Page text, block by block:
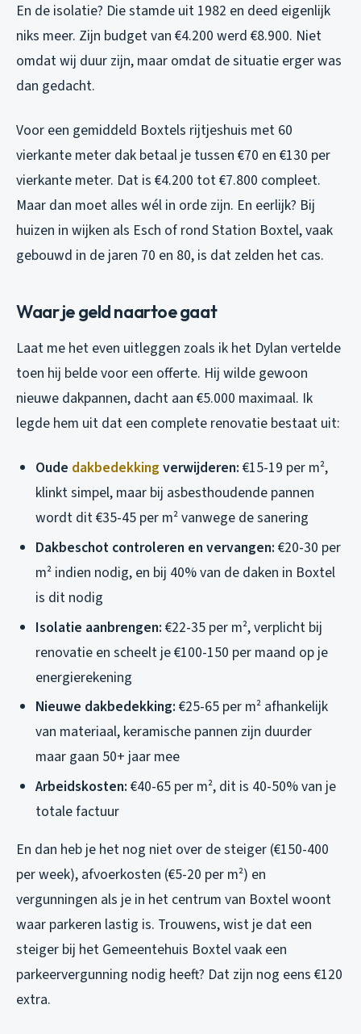
En de isolatie? Die stamde uit 1982 en deed eigenlijk
niks meer. Zijn budget van €4.200 werd €8.900. Niet
omdat wij duur zijn, maar omdat de situatie erger was
dan gedacht.
Voor een gemiddeld Boxtels rijtjeshuis met 60
vierkante meter dak betaal je tussen €70 en €130 per
vierkante meter. Dat is €4.200 tot €7.800 compleet.
Maar dan moet alles wél in orde zijn. En eerlijk? Bij
huizen in wijken als Esch of rond Station Boxtel, vaak
gebouwd in de jaren 70 en 80, is dat zelden het cas.
Waar je geld naartoe gaat
Laat me het even uitleggen zoals ik het Dylan vertelde
toen hij belde voor een offerte. Hij wilde gewoon
nieuwe dakpannen, dacht aan €5.000 maximaal. Ik
legde hem uit dat een complete renovatie bestaat uit:
Oude dakbedekking verwijderen: €15-19 per m²,
klinkt simpel, maar bij asbesthoudende pannen
wordt dit €35-45 per m² vanwege de sanering
Dakbeschot controleren en vervangen: €20-30 per
m² indien nodig, en bij 40% van de daken in Boxtel
is dit nodig
Isolatie aanbrengen: €22-35 per m², verplicht bij
renovatie en scheelt je €100-150 per maand op je
energierekening
Nieuwe dakbedekking: €25-65 per m² afhankelijk
van materiaal, keramische pannen zijn duurder
maar gaan 50+ jaar mee
Arbeidskosten: €40-65 per m², dit is 40-50% van je
totale factuur
En dan heb je het nog niet over de steiger (€150-400
per week), afvoerkosten (€5-20 per m²) en
vergunningen als je in het centrum van Boxtel woont
waar parkeren lastig is. Trouwens, wist je dat een
steiger bij het Gemeentehuis Boxtel vaak een
parkeervergunning nodig heeft? Dat zijn nog eens €120
extra.